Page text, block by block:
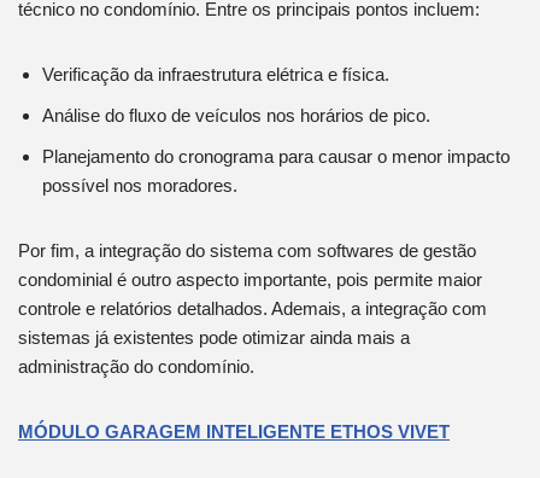
técnico no condomínio. Entre os principais pontos incluem:
Verificação da infraestrutura elétrica e física.
Análise do fluxo de veículos nos horários de pico.
Planejamento do cronograma para causar o menor impacto
possível nos moradores.
Por fim, a integração do sistema com softwares de gestão
condominial é outro aspecto importante, pois permite maior
controle e relatórios detalhados. Ademais, a integração com
sistemas já existentes pode otimizar ainda mais a
administração do condomínio.
MÓDULO GARAGEM INTELIGENTE ETHOS VIVET